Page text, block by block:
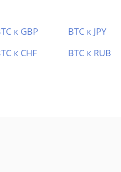
к GBP BTC к JPY
к CHF BTC к RUB